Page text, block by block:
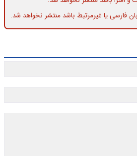
فارسی یا غیرمرتبط باشد منتشر نخواهد شد.